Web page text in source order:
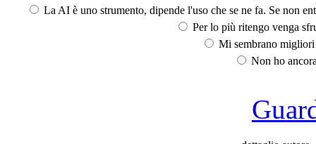
La AI è uno strumento, dipende l'uso che se ne fa. Se non
Per lo più ritengo venga
Mi sembrano
Non ho